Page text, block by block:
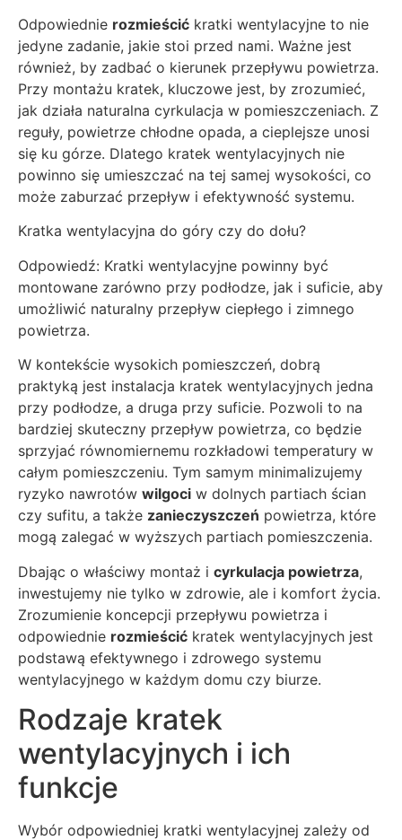
Odpowiednie rozmieścić kratki wentylacyjne to nie
jedyne zadanie, jakie stoi przed nami. Ważne jest
również, by zadbać o kierunek przepływu powietrza.
Przy montażu kratek, kluczowe jest, by zrozumieć,
jak działa naturalna cyrkulacja w pomieszczeniach. Z
reguły, powietrze chłodne opada, a cieplejsze unosi
się ku górze. Dlatego kratek wentylacyjnych nie
powinno się umieszczać na tej samej wysokości, co
może zaburzać przepływ i efektywność systemu.
Kratka wentylacyjna do góry czy do dołu?
Odpowiedź: Kratki wentylacyjne powinny być
montowane zarówno przy podłodze, jak i suficie, aby
umożliwić naturalny przepływ ciepłego i zimnego
powietrza.
W kontekście wysokich pomieszczeń, dobrą
praktyką jest instalacja kratek wentylacyjnych jedna
przy podłodze, a druga przy suficie. Pozwoli to na
bardziej skuteczny przepływ powietrza, co będzie
sprzyjać równomiernemu rozkładowi temperatury w
całym pomieszczeniu. Tym samym minimalizujemy
ryzyko nawrotów wilgoci w dolnych partiach ścian
czy sufitu, a także zanieczyszczeń powietrza, które
mogą zalegać w wyższych partiach pomieszczenia.
Dbając o właściwy montaż i cyrkulacja powietrza,
inwestujemy nie tylko w zdrowie, ale i komfort życia.
Zrozumienie koncepcji przepływu powietrza i
odpowiednie rozmieścić kratek wentylacyjnych jest
podstawą efektywnego i zdrowego systemu
wentylacyjnego w każdym domu czy biurze.
Rodzaje kratek
wentylacyjnych i ich
funkcje
Wybór odpowiedniej kratki wentylacyjnej zależy od